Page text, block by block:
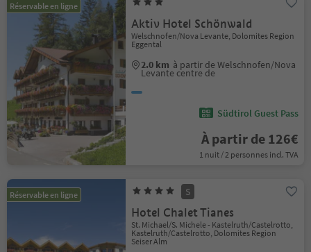
Réservable en ligne
Aktiv Hotel Schönwald
Welschnofen/Nova Levante, Dolomites Region
Eggental
2.0 km à partir de Welschnofen/Nova
Levante centre de
Südtirol Guest Pass
À partir de 126€
1 nuit / 2 personnes incl. TVA
Réservable en ligne S
Hotel Chalet Tianes
St. Michael/S. Michele - Kastelruth/Castelrotto,
Kastelruth/Castelrotto, Dolomites Region
Seiser Alm